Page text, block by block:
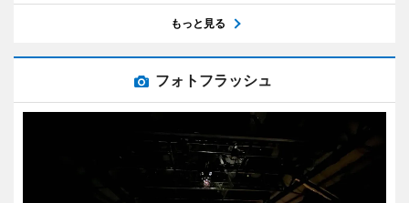
もっと見る
フォトフラッシュ